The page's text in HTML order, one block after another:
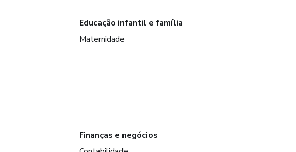
Educação infantil e família
Maternidade
Finanças e negócios